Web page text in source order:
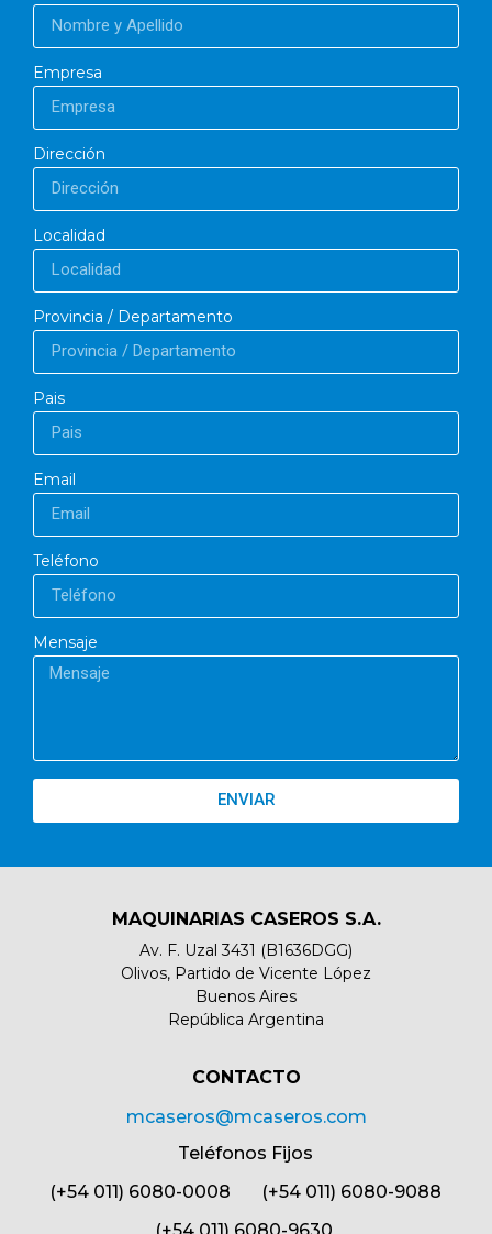
Empresa
Dirección
Localidad
Provincia / Departamento
Pais
Email
Teléfono
Mensaje
ENVIAR
MAQUINARIAS CASEROS S.A.
Av. F. Uzal 3431 (B1636DGG)
Olivos, Partido de Vicente López
Buenos Aires
República Argentina
CONTACTO​
mcaseros@mcaseros.com
Teléfonos Fijos
(+54 011) 6080-0008 (+54 011) 6080-9088